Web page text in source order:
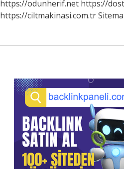
https://odunherif.net https://
https://ciltmakinasi.com.tr
Sidebar